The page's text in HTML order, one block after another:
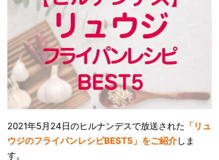
2021年5月24日のヒルナンデスで放送された 「リュ
ウジのフライパンレシピBEST5」をご紹介しま
す。